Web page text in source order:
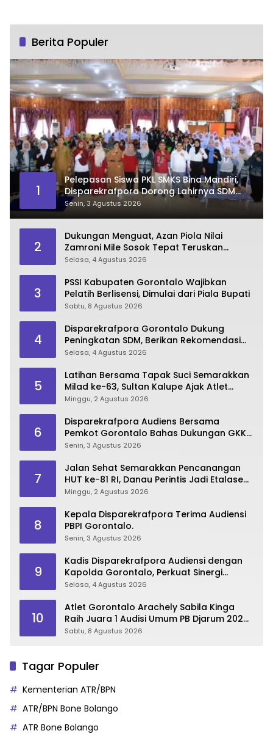
Berita Populer
1
Pelepasan Siswa PKL SMKS Bina Mandiri,
Disparekrafpora Dorong Lahirnya SDM
Pariwisata Unggul
Senin, 3 Agustus 2026
2
Dukungan Menguat, Azan Piola Nilai
Zamroni Mile Sosok Tepat Teruskan
Pembangunan Bone Bolango
Selasa, 4 Agustus 2026
3
PSSI Kabupaten Gorontalo Wajibkan
Pelatih Berlisensi, Dimulai dari Piala Bupati
Sabtu, 8 Agustus 2026
4
Disparekrafpora Gorontalo Dukung
Peningkatan SDM, Berikan Rekomendasi
Studi S3 bagi Pegawai
Selasa, 4 Agustus 2026
5
Latihan Bersama Tapak Suci Semarakkan
Milad ke-63, Sultan Kalupe Ajak Atlet
Lestarikan Budaya Bela Diri
Minggu, 2 Agustus 2026
6
Disparekrafpora Audiens Bersama
Pemkot Gorontalo Bahas Dukungan GKK
2026
Senin, 3 Agustus 2026
7
Jalan Sehat Semarakkan Pencanangan
HUT ke-81 RI, Danau Perintis Jadi Etalase
Wisata Gorontalo
Minggu, 2 Agustus 2026
8
Kepala Disparekrafpora Terima Audiensi
PBPI Gorontalo.
Senin, 3 Agustus 2026
9
Kadis Disparekrafpora Audiensi dengan
Kapolda Gorontalo, Perkuat Sinergi
Sukseskan Gorontalo Karnaval Karawo
Selasa, 4 Agustus 2026
10
Atlet Gorontalo Arachely Sabila Kinga
Raih Juara 1 Audisi Umum PB Djarum 2026
di Makassar
Sabtu, 8 Agustus 2026
Tagar Populer
Kementerian ATR/BPN
ATR/BPN Bone Bolango
ATR Bone Bolango